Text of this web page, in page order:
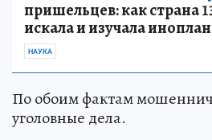
пришельцев: как страна
искала и изучала
НАУКА
По обоим фактам
уголовные дела.